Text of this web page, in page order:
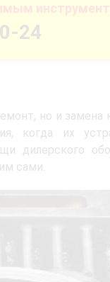
24
но и замена
когда их
дилерского
сами.